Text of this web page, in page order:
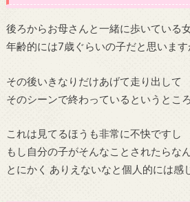
後ろからお母さんと一緒に歩いている
年齢的には7歳ぐらいの子だと思います
その後いきなりだけあげて走り出して
そのシーンで終わっているというとこ
これは見てるほうも非常に不快ですし
もし自分の子がそんなことされたらな
とにかく ありえないなと個人的には感